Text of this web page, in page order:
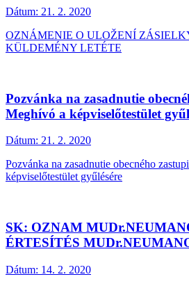
Dátum: 21. 2. 2020
OZNÁMENIE O ULOŽENÍ
KÜLDEMÉNY LETÉTE
Pozvánka na zasadnutie
Meghívó a képviselőtestület
Dátum: 21. 2. 2020
Pozvánka na zasadnutie obecného
képviselőtestület gyűlésére
SK: OZNAM
ÉRTESÍTÉS
Dátum: 14. 2. 2020